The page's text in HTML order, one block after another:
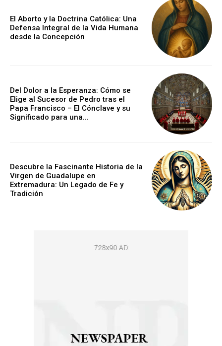
El Aborto y la Doctrina Católica: Una
Defensa Integral de la Vida Humana
desde la Concepción
Del Dolor a la Esperanza: Cómo se
Elige al Sucesor de Pedro tras el
Papa Francisco – El Cónclave y su
Significado para una...
Descubre la Fascinante Historia de la
Virgen de Guadalupe en
Extremadura: Un Legado de Fe y
Tradición